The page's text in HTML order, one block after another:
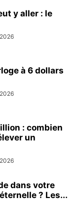
y aller : le
à 6 dollars
: combien
un
dans votre
? Les...